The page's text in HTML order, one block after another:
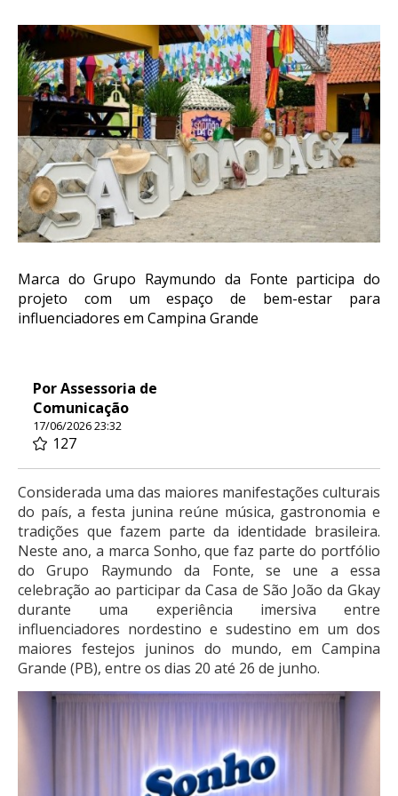
Marca do Grupo Raymundo da Fonte participa do
projeto com um espaço de bem-estar para
influenciadores em Campina Grande
Por Assessoria de
Comunicação
17/06/2026 23:32
127
Considerada uma das maiores manifestações culturais
do país, a festa junina reúne música, gastronomia e
tradições que fazem parte da identidade brasileira.
Neste ano, a marca Sonho, que faz parte do portfólio
do Grupo Raymundo da Fonte, se une a essa
celebração ao participar da Casa de São João da Gkay
durante uma experiência imersiva entre
influenciadores nordestino e sudestino em um dos
maiores festejos juninos do mundo, em Campina
Grande (PB), entre os dias 20 até 26 de junho.